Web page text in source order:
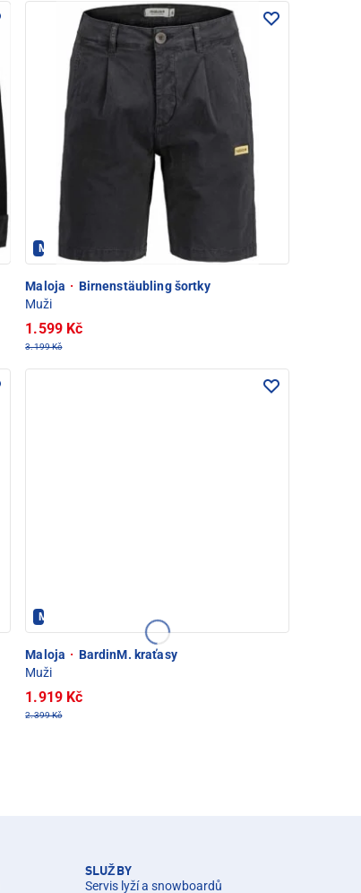
Maloja - PEC POD SNĚŽKOU
Maloja · Birnenstäubling šortky
Muži
1.599 Kč
3.199 Kč
Maloja - PEC POD SNĚŽKOU
Maloja · BardinM. kraťasy
Muži
1.919 Kč
2.399 Kč
SLUŽBY
Servis lyží a snowboardů